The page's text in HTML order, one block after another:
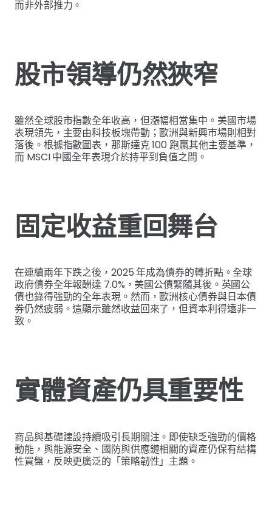
而非外部推力。
股市領導仍然狹窄
雖然全球股市指數全年收高，但漲幅相當集中。美國市場
表現領先，主要由科技板塊帶動；歐洲與新興市場則相對
落後。根據指數圖表，那斯達克 100 跑贏其他主要基準，
而 MSCI 中國全年表現介於持平到負值之間。
固定收益重回舞台
在連續兩年下跌之後，2025 年成為債券的轉折點。全球
政府債券全年報酬達 7.0%，美國公債緊隨其後。英國公
債也錄得強勁的全年表現。然而，歐洲核心債券與日本債
券仍然疲弱。這顯示雖然收益回來了，但資本利得遠非一
致。
實體資產仍具重要性
商品與基礎建設持續吸引長期關注。即使缺乏強勁的價格
動能，與能源安全、國防與供應鏈相關的資產仍保有結構
性買盤，反映更廣泛的「策略韌性」主題。